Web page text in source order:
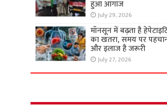
हुआ आगाज
July 29, 2026
मॉनसून में बढ़ता है
का खतरा, समय पर
और इलाज है जरूरी
July 27, 2026